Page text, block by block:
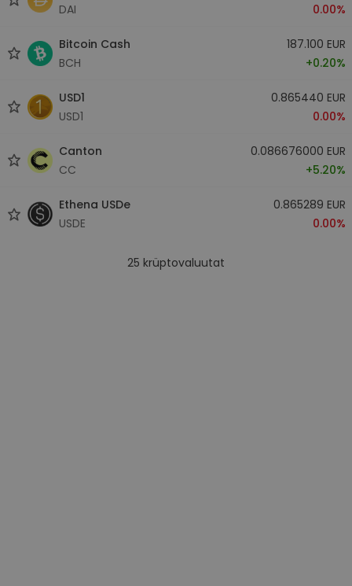
DAI
0.00%
Bitcoin Cash
BCH
187.100 EUR
+0.20%
USD1
USD1
0.865440 EUR
0.00%
Canton
CC
0.086676000 EUR
+5.20%
Ethena USDe
USDE
0.865289 EUR
0.00%
25 krüptovaluutat